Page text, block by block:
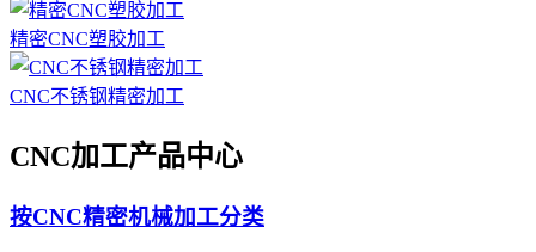
精密CNC塑胶加工
CNC不锈钢精密加工
CNC加工产品中心
按CNC精密机械加工分类